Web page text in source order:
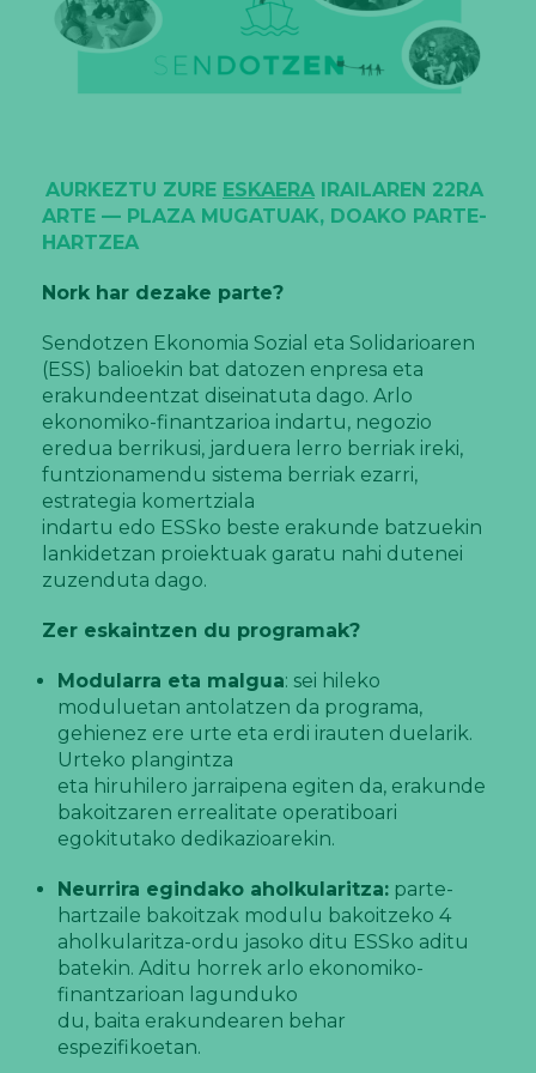
AURKEZTU ZURE ESKAERAIRAILAREN 22RA
ARTE — PLAZA MUGATUAK, DOAKO PARTE-
HARTZEA
Nork har dezake parte?
Sendotzen Ekonomia Sozial eta Solidarioaren
(ESS) balioekin bat datozen enpresa eta
erakundeentzat diseinatuta dago. Arlo
ekonomiko-finantzarioa indartu, negozio
eredua berrikusi, jarduera lerro berriak ireki,
funtzionamendu sistema berriak ezarri,
estrategia komertziala
indartu edo ESSko beste erakunde batzuekin
lankidetzan proiektuak garatu nahi dutenei
zuzenduta dago.
Zer eskaintzen du programak?
Modularra eta malgua: sei hileko
moduluetan antolatzen da programa,
gehienez ere urte eta erdi irauten duelarik.
Urteko plangintza
eta hiruhilero jarraipena egiten da, erakunde
bakoitzaren errealitate operatiboari
egokitutako dedikazioarekin.
Neurrira egindako aholkularitza: parte-
hartzaile bakoitzak modulu bakoitzeko 4
aholkularitza-ordu jasoko ditu ESSko aditu
batekin. Aditu horrek arlo ekonomiko-
finantzarioan lagunduko
du, baita erakundearen behar
espezifikoetan.